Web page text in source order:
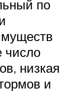
по
число
низкая
и